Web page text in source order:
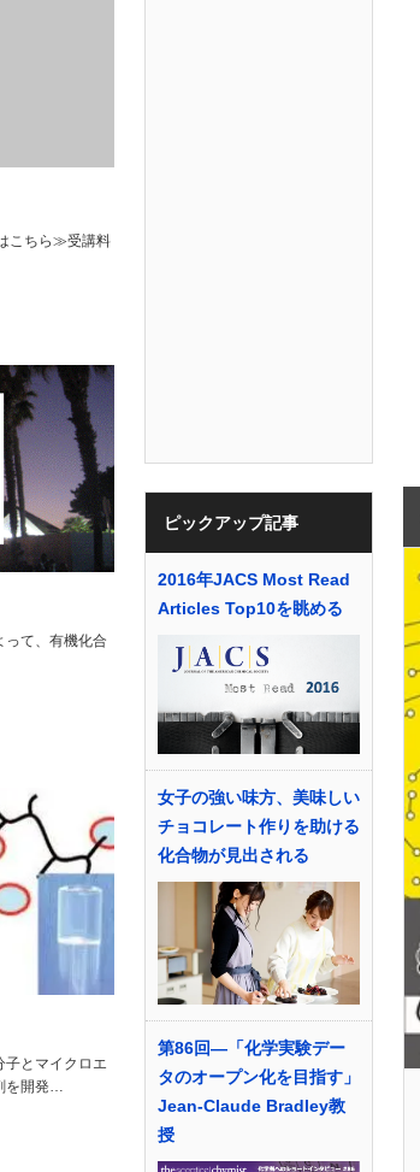
こちら≫受講料
って、有機化合
子とマイクロエ
を開発…
ピックアップ記事
2016年JACS Most Read
Articles Top10を眺める
女子の強い味方、美味しい
チョコレート作りを助ける
化合物が見出される
第86回―「化学実験デー
タのオープン化を目指す」
Jean-Claude Bradley教
授